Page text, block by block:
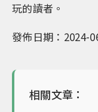
玩的讀者。
發佈日期：2024-
相關文章：